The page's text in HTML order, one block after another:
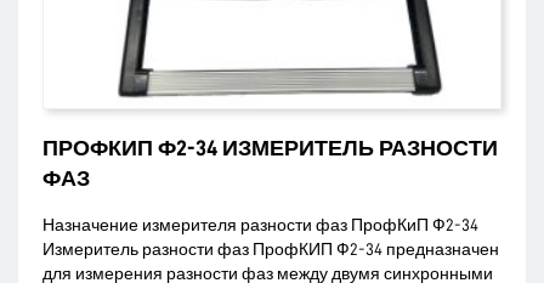
ПРОФКИП Ф2-34 ИЗМЕРИТЕЛЬ РАЗНОСТИ
ФАЗ
Назначение измерителя разности фаз ПрофКиП Ф2-34
Измеритель разности фаз ПрофКИП Ф2-34 предназначен
для измерения разности фаз между двумя синхронными